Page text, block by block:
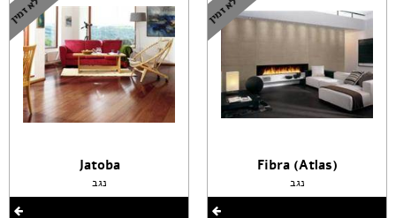
(Fibra (Atlas
נגב
Jatoba
נגב